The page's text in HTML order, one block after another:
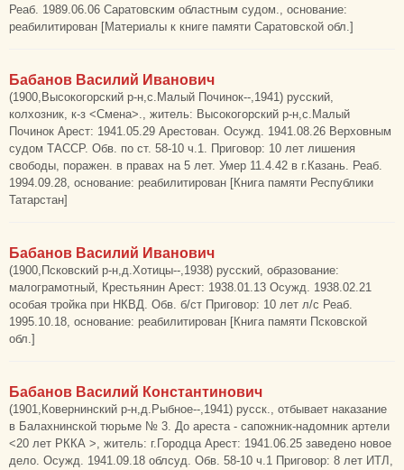
Реаб. 1989.06.06 Саратовским областным судом., основание:
реабилитирован [Материалы к книге памяти Саратовской обл.]
Бабанов Василий Иванович
(1900,Высокогорский р-н,с.Малый Починок--,1941) русский,
колхозник, к-з <Смена>., житель: Высокогорский р-н,с.Малый
Починок Арест: 1941.05.29 Арестован. Осужд. 1941.08.26 Верховным
судом ТАССР. Обв. по ст. 58-10 ч.1. Приговор: 10 лет лишения
свободы, поражен. в правах на 5 лет. Умер 11.4.42 в г.Казань. Реаб.
1994.09.28, основание: реабилитирован [Книга памяти Республики
Татарстан]
Бабанов Василий Иванович
(1900,Псковский р-н,д.Хотицы--,1938) русский, образование:
малограмотный, Крестьянин Арест: 1938.01.13 Осужд. 1938.02.21
особая тройка при НКВД. Обв. б/ст Приговор: 10 лет л/с Реаб.
1995.10.18, основание: реабилитирован [Книга памяти Псковской
обл.]
Бабанов Василий Константинович
(1901,Ковернинский р-н,д.Рыбное--,1941) русск., отбывает наказание
в Балахнинской тюрьме № 3. До ареста - сапожник-надомник артели
<20 лет РККА >, житель: г.Городца Арест: 1941.06.25 заведено новое
дело. Осужд. 1941.09.18 облсуд. Обв. 58-10 ч.1 Приговор: 8 лет ИТЛ,